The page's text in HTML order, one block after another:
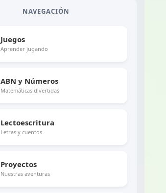
NAVEGACIÓN
Juegos
Aprender jugando
ABN y Números
Matemáticas divertidas
Lectoescritura
Letras y cuentos
Proyectos
Nuestras aventuras